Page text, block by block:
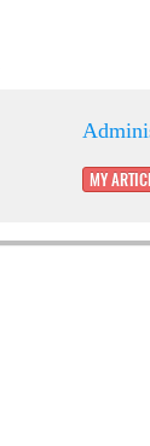
MY